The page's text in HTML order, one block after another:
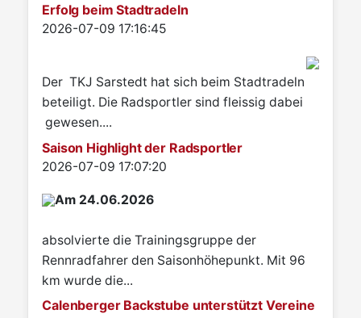
Erfolg beim Stadtradeln
Details
2026-07-09 17:16:45
Der TKJ Sarstedt hat sich beim Stadtradeln
beteiligt. Die Radsportler sind fleissig dabei
gewesen....
Saison Highlight der Radsportler
Details
2026-07-09 17:07:20
Am 24.06.2026
absolvierte die Trainingsgruppe der
Rennradfahrer den Saisonhöhepunkt. Mit 96
km wurde die...
Calenberger Backstube unterstützt Vereine